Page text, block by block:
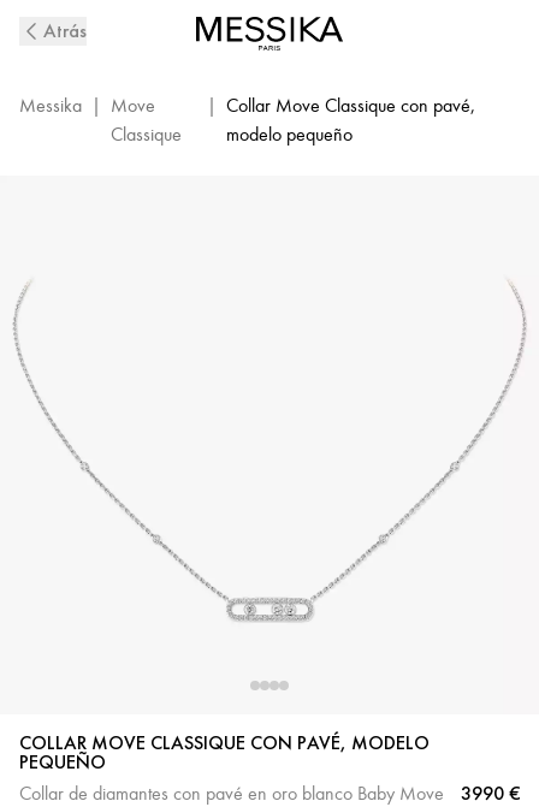
con
Messika
04322-
WG
Atrás
Messika |
Move
Classique
| Collar Move Classique con pavé,
modelo pequeño
COLLAR MOVE CLASSIQUE CON PAVÉ, MODELO
PEQUEÑO
Collar de diamantes con pavé en oro blanco Baby Move 3990 €
Oro
rosa
Oro
blanco
Oro
amarillo